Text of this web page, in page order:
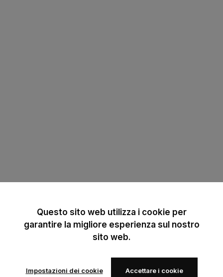
Questo sito web utilizza i cookie per
garantire la migliore esperienza sul nostro
sito web.
Impostazioni dei cookie Accettare i cookie